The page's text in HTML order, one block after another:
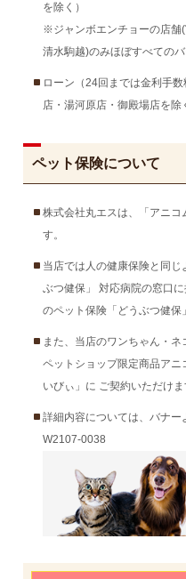
を除く）
※ジャンボエンチョーの店舗
清水駒越)のみほぼすべての
ローン（24回までは金利手
店・湯河原店・御殿場店を除
ペット保険について
株式会社丸エスは、「アニ
す。
当店では人の健康保険と同じ
ぶつ健保」 対応病院の窓口
のペット保険「どうぶつ健保
また、当店のワンちゃん・
ペットショップ限定商品ア
いびぃ」に ご契約いただけま
詳細内容については、バナー
W2107-0038